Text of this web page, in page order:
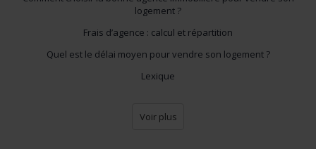
logement ?
Frais d’agence : calcul et répartition
Quel est le délai moyen pour vendre son logement ?
Lexique
Voir plus